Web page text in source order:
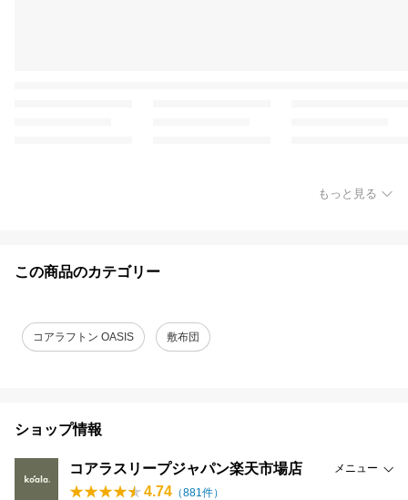
もっと見る
この商品のカテゴリー
コアラフトン OASIS 敷布団
ショップ情報
コアラスリープジャパン楽天市場店 メニュー
4.74 （881件）